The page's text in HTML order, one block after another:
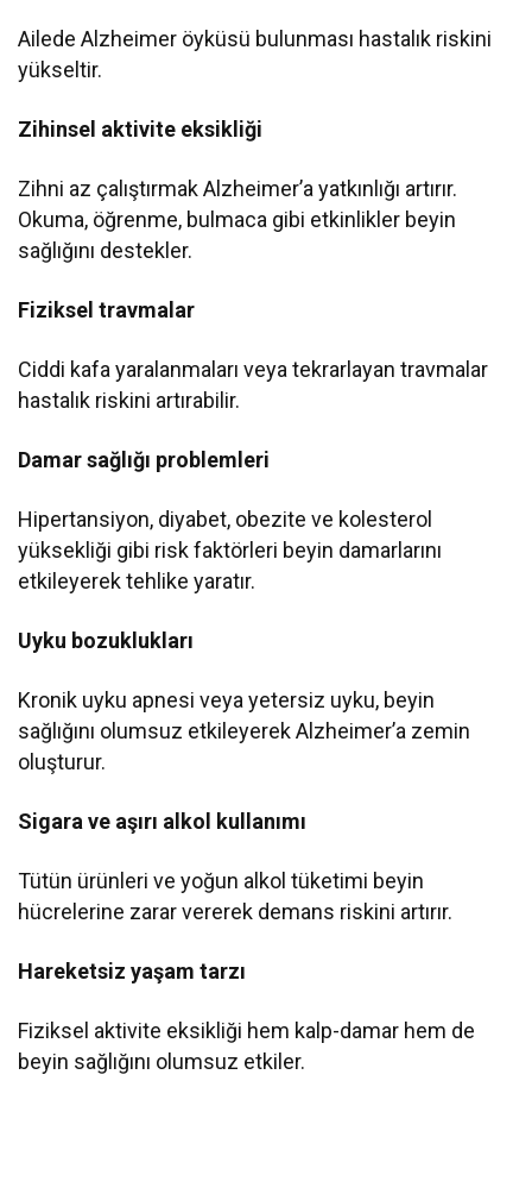
Ailede Alzheimer öyküsü bulunması hastalık riskini
yükseltir.
Zihinsel aktivite eksikliği
Zihni az çalıştırmak Alzheimer’a yatkınlığı artırır.
Okuma, öğrenme, bulmaca gibi etkinlikler beyin
sağlığını destekler.
Fiziksel travmalar
Ciddi kafa yaralanmaları veya tekrarlayan travmalar
hastalık riskini artırabilir.
Damar sağlığı problemleri
Hipertansiyon, diyabet, obezite ve kolesterol
yüksekliği gibi risk faktörleri beyin damarlarını
etkileyerek tehlike yaratır.
Uyku bozuklukları
Kronik uyku apnesi veya yetersiz uyku, beyin
sağlığını olumsuz etkileyerek Alzheimer’a zemin
oluşturur.
Sigara ve aşırı alkol kullanımı
Tütün ürünleri ve yoğun alkol tüketimi beyin
hücrelerine zarar vererek demans riskini artırır.
Hareketsiz yaşam tarzı
Fiziksel aktivite eksikliği hem kalp-damar hem de
beyin sağlığını olumsuz etkiler.